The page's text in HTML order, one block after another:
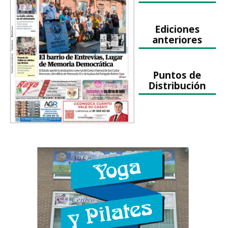
Ediciones
anteriores
Puntos de
Distribución